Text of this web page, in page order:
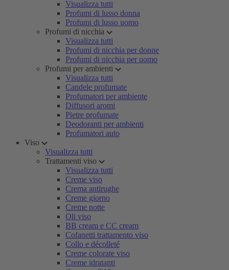
Visualizza tutti
Profumi di lusso donna
Profumi di lusso uomo
Profumi di nicchia
Visualizza tutti
Profumi di nicchia per donne
Profumi di nicchia per uomo
Profumi per ambienti
Visualizza tutti
Candele profumate
Profumatori per ambiente
Diffusori aromi
Pietre profumate
Deodoranti per ambienti
Profumatori auto
Viso
Visualizza tutti
Trattamenti viso
Visualizza tutti
Creme viso
Crema antirughe
Creme giorno
Creme notte
Oli viso
BB cream e CC cream
Cofanetti trattamento viso
Collo e décolleté
Creme colorate viso
Creme idratanti